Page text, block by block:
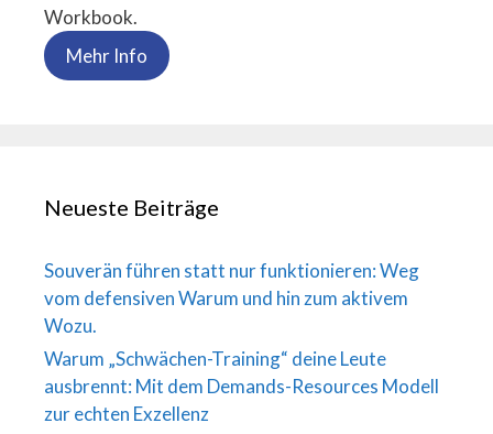
Workbook.
Mehr Info
Neueste Beiträge
Souverän führen statt nur funktionieren: Weg
vom defensiven Warum und hin zum aktivem
Wozu.
Warum „Schwächen-Training“ deine Leute
ausbrennt: Mit dem Demands-Resources Modell
zur echten Exzellenz